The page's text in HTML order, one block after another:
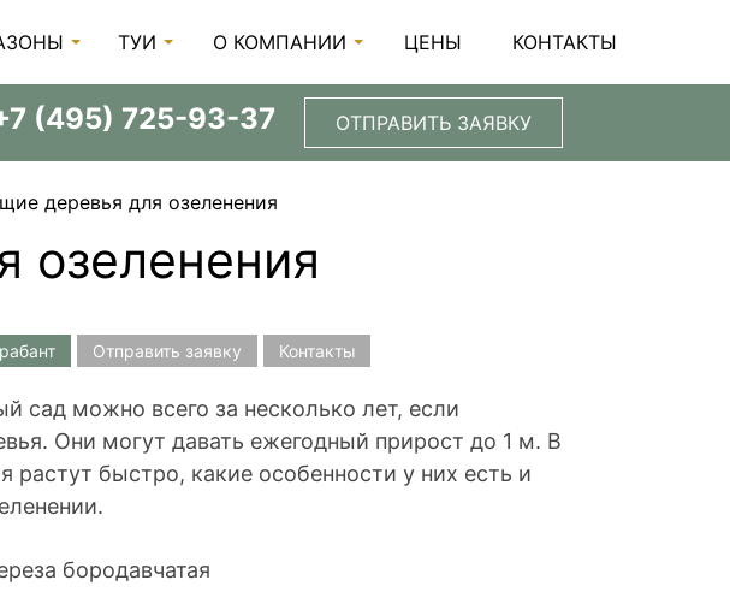
ТУИ О КОМПАНИИ ЦЕНЫ КОНТАКТЫ
(495) 725-93-37 ОТПРАВИТЬ ЗАЯВКУ
деревья для озеленения
озеленения
Отправить заявку Контакты
сад можно всего за несколько лет, если
Они могут давать ежегодный прирост до 1 м. В
растут быстро, какие особенности у них есть и